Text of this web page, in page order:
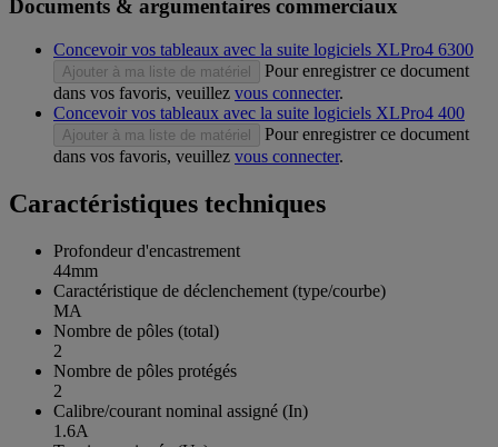
Documents & argumentaires commerciaux
Concevoir vos tableaux avec la suite logiciels XLPro4 6300
Ajouter à ma liste de matériel
Pour enregistrer ce document
dans vos favoris, veuillez vous connecter.
Concevoir vos tableaux avec la suite logiciels XLPro4 400
Ajouter à ma liste de matériel
Pour enregistrer ce document
dans vos favoris, veuillez vous connecter.
Caractéristiques techniques
Profondeur d'encastrement
44mm
Caractéristique de déclenchement (type/courbe)
MA
Nombre de pôles (total)
2
Nombre de pôles protégés
2
Calibre/courant nominal assigné (In)
1.6A